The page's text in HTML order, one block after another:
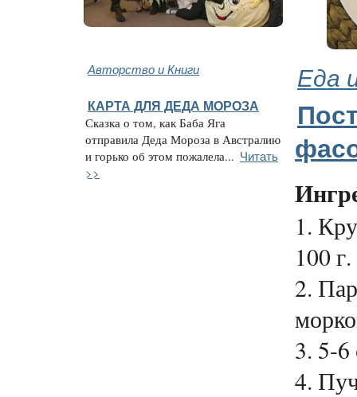
Авторство и Книги Еда
КАРТА ДЛЯ ДЕДА МОРОЗА
Сказка о том, как Баба Яга
отправила Деда Мороза в Австралию
и горько об этом пожалела... Читать
>>
1.
100 г.
2.
3. 5-6
4.